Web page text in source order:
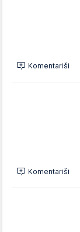
Komentariši
Komentariši